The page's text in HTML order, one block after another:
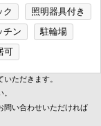
ク
照明器具付き
チン
駐輪場
可
ただきます。
問い合わせいただければ